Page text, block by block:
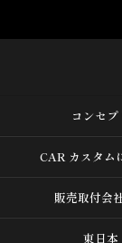
コンセプ
CAR カスタム
販売取付会
東日本